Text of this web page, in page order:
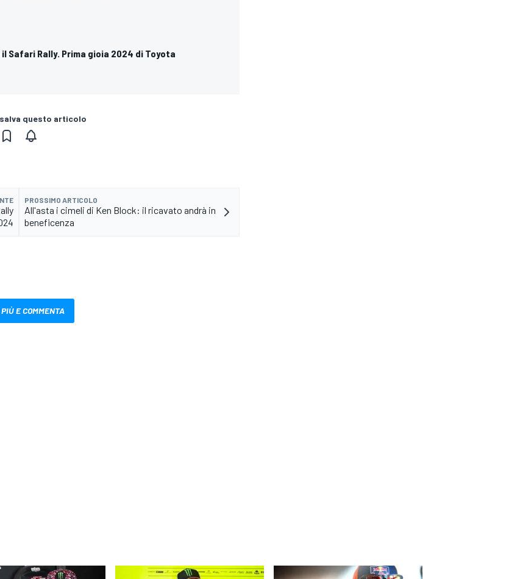
il Safari Rally. Prima gioia 2024 di Toyota
questo articolo
PROSSIMO ARTICOLO
All'asta i cimeli di Ken Block: il ricavato andrà in
beneficenza
E COMMENTA